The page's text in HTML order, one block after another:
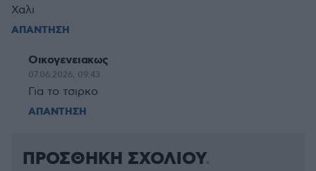
Χαλι
ΑΠΑΝΤΗΣΗ
Οικογενειακως
07.06.2026, 09:43
Για το τσιρκο
ΑΠΑΝΤΗΣΗ
ΠΡΟΣΘΗΚΗ ΣΧΟΛΙΟΥ